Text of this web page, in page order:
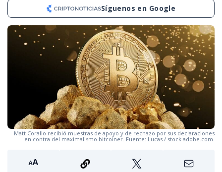
Síguenos en Google
Matt Corallo recibió muestras de apoyo y de rechazo por sus declaraciones
en contra del maximalismo bitcoiner. Fuente: Lucas / stock.adobe.com.